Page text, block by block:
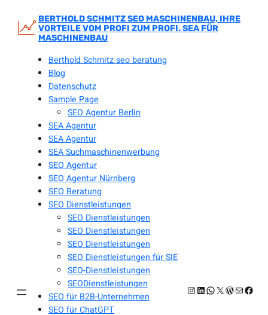
Inhalt
springen
BERTHOLD SCHMITZ SEO MASCHINENBAU, IHRE
VORTEILE VOM PROFI ZUM PROFI. SEA FÜR
MASCHINENBAU
Berthold Schmitz seo beratung
Blog
Datenschutz
Sample Page
SEO Agentur Berlin
SEA Agentur
SEA Agentur
SEA Suchmaschinenwerbung
SEO Agentur
SEO Agentur Nürnberg
SEO Beratung
SEO Dienstleistungen
SEO Dienstleistungen
SEO Dienstleistungen
SEO Dienstleistungen
SEO Dienstleistungen für SIE
SEO-Dienstleistungen
SEODienstleistungen
SEO für B2B-Unternehmen
SEO für ChatGPT
Instagram
LinkedIn
WhatsApp
X E-Mail